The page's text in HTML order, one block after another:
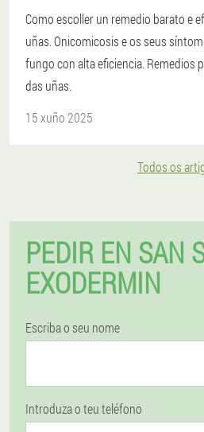
Como escoller un remedio barato e
uñas. Onicomicosis e os seus
fungo con alta eficiencia. Remedios
das uñas.
15 xuño 2025
Todos os
PEDIR EN SAN
EXODERMIN
Escriba o seu nome
Introduza o teu teléfono